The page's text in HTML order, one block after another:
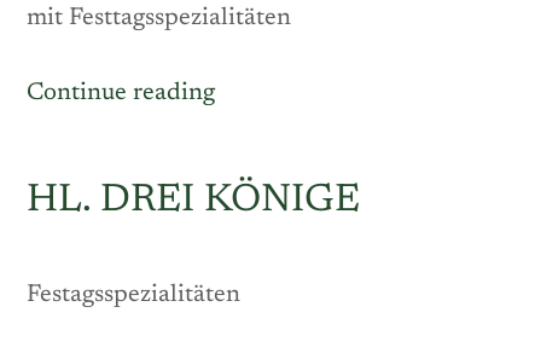
mit Festtagsspezialitäten
Continue reading„Tag
Einheit“
HL. DREI KÖNIGE
Festagsspezialitäten